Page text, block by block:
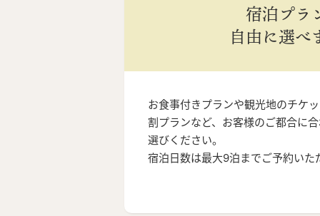
宿泊プラ
自由に選べ
お食事付きプランや観光地のチケ
割プランなど、お客様のご都合に
選びください。
宿泊日数は最大9泊までご予約いた